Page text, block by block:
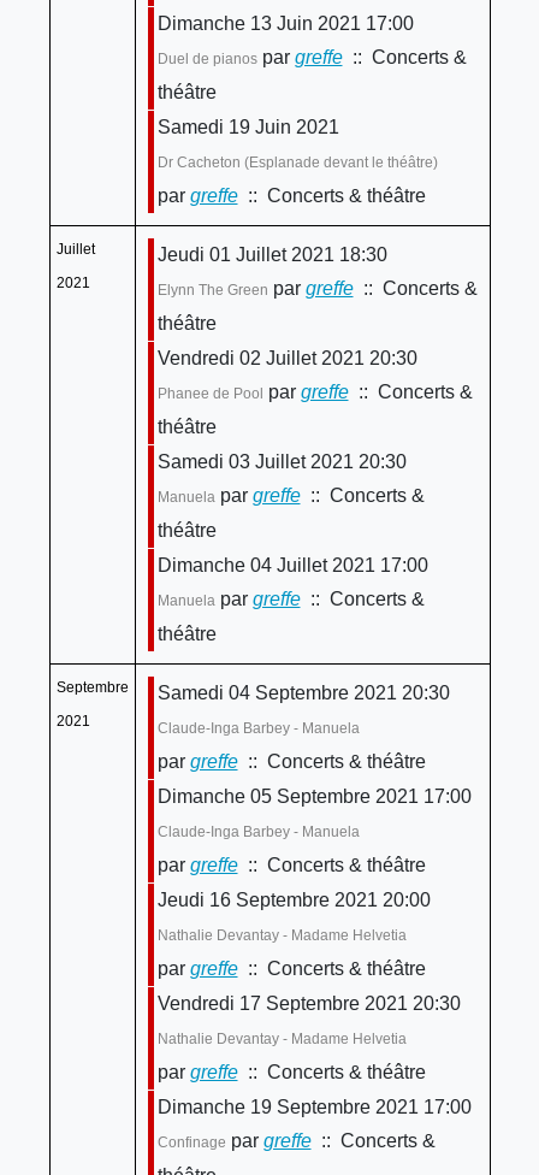
Dimanche 13 Juin 2021 17:00
Duel de pianospar greffe:: Concerts &
théâtre
Samedi 19 Juin 2021
Dr Cacheton (Esplanade devant le théâtre)
par greffe:: Concerts & théâtre
Juillet
2021
Jeudi 01 Juillet 2021 18:30
Elynn The Green par greffe:: Concerts &
théâtre
Vendredi 02 Juillet 2021 20:30
Phanee de Pool par greffe:: Concerts &
théâtre
Samedi 03 Juillet 2021 20:30
Manuela par greffe:: Concerts &
théâtre
Dimanche 04 Juillet 2021 17:00
Manuela par greffe:: Concerts &
théâtre
Septembre
2021
Samedi 04 Septembre 2021 20:30
Claude-Inga Barbey - Manuela
par greffe:: Concerts & théâtre
Dimanche 05 Septembre 2021 17:00
Claude-Inga Barbey - Manuela
par greffe:: Concerts & théâtre
Jeudi 16 Septembre 2021 20:00
Nathalie Devantay - Madame Helvetia
par greffe:: Concerts & théâtre
Vendredi 17 Septembre 2021 20:30
Nathalie Devantay - Madame Helvetia
par greffe:: Concerts & théâtre
Dimanche 19 Septembre 2021 17:00
Confinage par greffe:: Concerts &